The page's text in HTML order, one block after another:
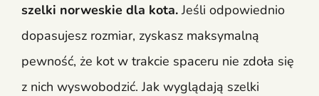
szelki norweskie dla kota.Jeśli odpowiednio
dopasujesz rozmiar, zyskasz maksymalną
pewność, że kot w trakcie spaceru nie zdoła się
z nich wyswobodzić. Jak wyglądają szelki